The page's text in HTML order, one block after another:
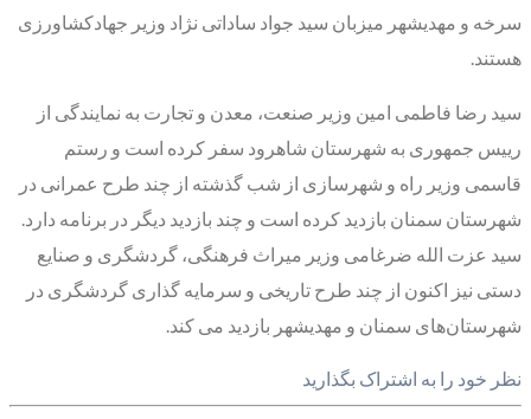
سرخه و مهدیشهر میزبان سید جواد ساداتی نژاد وزیر جهادکشاورزی
هستند.
سید رضا فاطمی امین وزیر صنعت، معدن و تجارت به نمایندگی از
رییس جمهوری به شهرستان شاهرود سفر کرده است و رستم
قاسمی وزیر راه و شهرسازی از شب گذشته از چند طرح عمرانی در
شهرستان سمنان بازدید کرده است و چند بازدید دیگر در برنامه دارد.
سید عزت الله ضرغامی وزیر میراث فرهنگی، گردشگری و صنایع
دستی نیز اکنون از چند طرح تاریخی و سرمایه گذاری گردشگری در
شهرستان‌های سمنان و مهدیشهر بازدید می کند.
نظر خود را به اشتراک بگذارید